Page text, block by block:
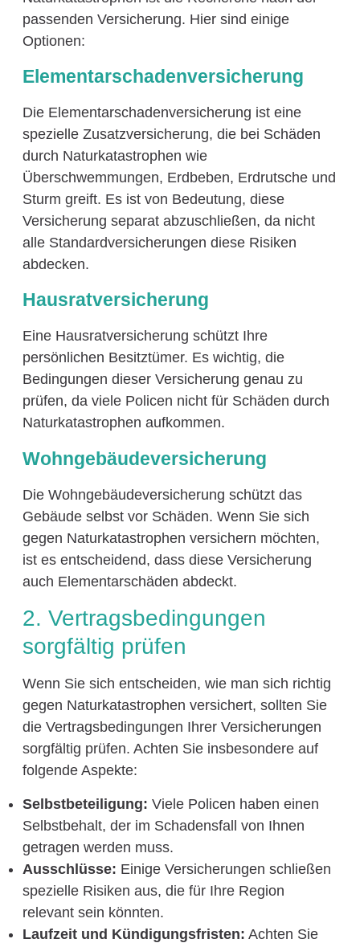
passenden Versicherung. Hier sind einige
Optionen:
Elementarschadenversicherung
Die Elementarschadenversicherung ist eine
spezielle Zusatzversicherung, die bei Schäden
durch Naturkatastrophen wie
Überschwemmungen, Erdbeben, Erdrutsche und
Sturm greift. Es ist von Bedeutung, diese
Versicherung separat abzuschließen, da nicht
alle Standardversicherungen diese Risiken
abdecken.
Hausratversicherung
Eine Hausratversicherung schützt Ihre
persönlichen Besitztümer. Es wichtig, die
Bedingungen dieser Versicherung genau zu
prüfen, da viele Policen nicht für Schäden durch
Naturkatastrophen aufkommen.
Wohngebäudeversicherung
Die Wohngebäudeversicherung schützt das
Gebäude selbst vor Schäden. Wenn Sie sich
gegen Naturkatastrophen versichern möchten,
ist es entscheidend, dass diese Versicherung
auch Elementarschäden abdeckt.
2. Vertragsbedingungen
sorgfältig prüfen
Wenn Sie sich entscheiden, wie man sich richtig
gegen Naturkatastrophen versichert, sollten Sie
die Vertragsbedingungen Ihrer Versicherungen
sorgfältig prüfen. Achten Sie insbesondere auf
folgende Aspekte:
Selbstbeteiligung: Viele Policen haben einen
Selbstbehalt, der im Schadensfall von Ihnen
getragen werden muss.
Ausschlüsse: Einige Versicherungen schließen
spezielle Risiken aus, die für Ihre Region
relevant sein könnten.
Laufzeit und Kündigungsfristen: Achten Sie